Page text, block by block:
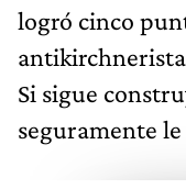
logró cinco
Si sigue
seguramente